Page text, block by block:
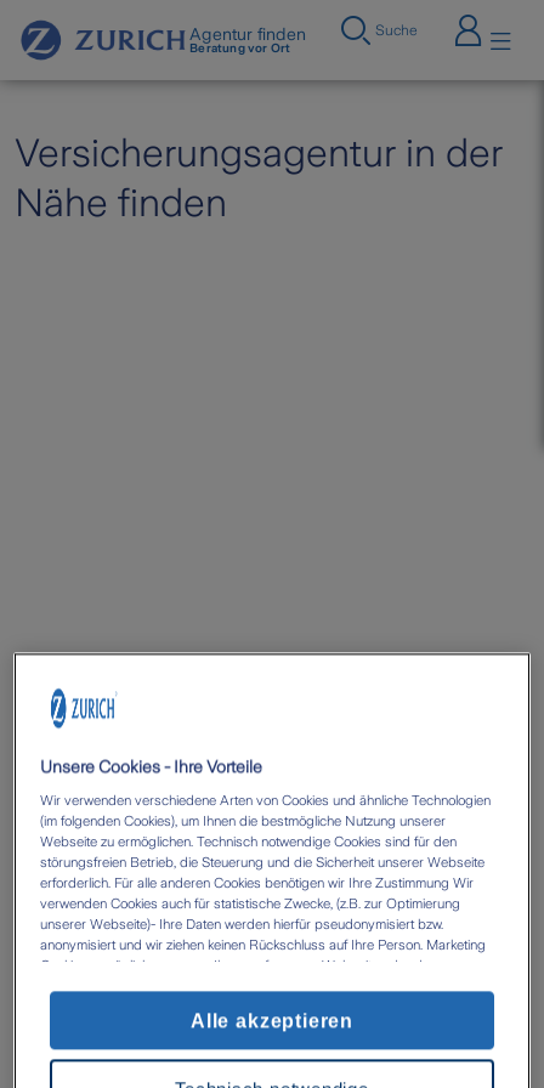
Agentur finden
Beratung vor Ort
Suche
Versicherungsagentur in der
Nähe finden
Unsere Cookies - Ihre Vorteile
Wir verwenden verschiedene Arten von Cookies und ähnliche Technologien
(im folgenden Cookies), um Ihnen die bestmögliche Nutzung unserer
Webseite zu ermöglichen. Technisch notwendige Cookies sind für den
störungsfreien Betrieb, die Steuerung und die Sicherheit unserer Webseite
erforderlich. Für alle anderen Cookies benötigen wir Ihre Zustimmung Wir
verwenden Cookies auch für statistische Zwecke, (z.B. zur Optimierung
unserer Webseite)- Ihre Daten werden hierfür pseudonymisiert bzw.
anonymisiert und wir ziehen keinen Rückschluss auf Ihre Person. Marketing
Cookies ermöglichen es uns, Ihnen auf unserer Webseite oder den
akzeptieren' erlauben Sie uns die Datenverarbeitung durch sämtliche dieser
Cookies durch uns oder unsere technologischen Partner, ggf. auch zu eigenen
Alle akzeptieren